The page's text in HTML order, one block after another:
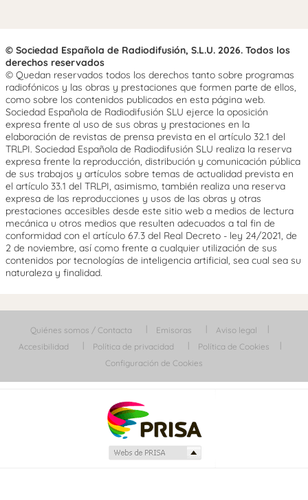
© Sociedad Española de Radiodifusión, S.L.U. 2026. Todos los
derechos reservados
© Quedan reservados todos los derechos tanto sobre programas
radiofónicos y las obras y prestaciones que formen parte de ellos,
como sobre los contenidos publicados en esta página web.
Sociedad Española de Radiodifusión SLU ejerce la oposición
expresa frente al uso de sus obras y prestaciones en la
elaboración de revistas de prensa prevista en el artículo 32.1 del
TRLPI. Sociedad Española de Radiodifusión SLU realiza la reserva
expresa frente la reproducción, distribución y comunicación pública
de sus trabajos y artículos sobre temas de actualidad prevista en
el artículo 33.1 del TRLPI, asimismo, también realiza una reserva
expresa de las reproducciones y usos de las obras y otras
prestaciones accesibles desde este sitio web a medios de lectura
mecánica u otros medios que resulten adecuados a tal fin de
conformidad con el artículo 67.3 del Real Decreto - ley 24/2021, de
2 de noviembre, así como frente a cualquier utilización de sus
contenidos por tecnologías de inteligencia artificial, sea cual sea su
naturaleza y finalidad.
Quiénes somos / Contacta Emisoras
Aviso legal
Accesibilidad
Política de privacidad
Política de Cookies
Configuración de Cookies